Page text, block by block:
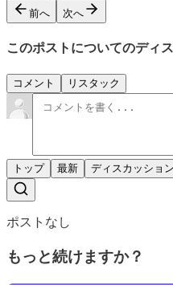
前へ 次へ
このポストについてのディ
コメント リスタック
トップ 最新 ディスカッション
ポストなし
もっと続けますか？